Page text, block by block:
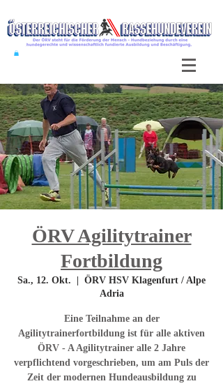
ÖRV Agilitytrainer
Fortbildung
Sa., 12. Okt.
ÖRV HSV Klagenfurt / Alpe
Adria
Eine Teilnahme an der
Agilitytrainerfortbildung ist für alle aktiven
ÖRV - A Agilitytrainer alle 2 Jahre
verpflichtend vorgeschrieben, um am Puls der
Zeit der modernen Hundeausbildung zu